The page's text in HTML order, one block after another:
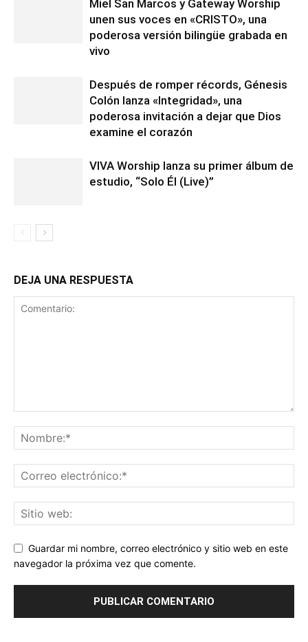
Miel San Marcos y Gateway Worship
unen sus voces en «CRISTO», una
poderosa versión bilingüe grabada en
vivo
Después de romper récords, Génesis
Colón lanza «Integridad», una
poderosa invitación a dejar que Dios
examine el corazón
VIVA Worship lanza su primer álbum de
estudio, “Solo Él (Live)”
DEJA UNA RESPUESTA
Guardar mi nombre, correo electrónico y sitio web en este
navegador la próxima vez que comente.